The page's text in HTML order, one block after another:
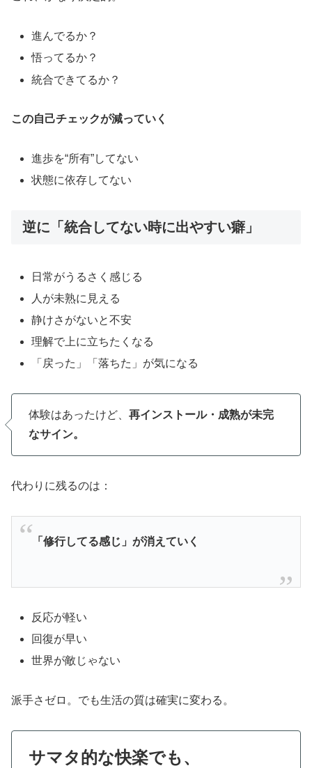
進んでるか？
悟ってるか？
統合できてるか？
この自己チェックが減っていく
進歩を“所有”してない
状態に依存してない
逆に「統合してない時に出やすい癖」
日常がうるさく感じる
人が未熟に見える
静けさがないと不安
理解で上に立ちたくなる
「戻った」「落ちた」が気になる
体験はあったけど、 再インストール・成熟が未完
なサイン。
代わりに残るのは：
「修行してる感じ」が消えていく
反応が軽い
回復が早い
世界が敵じゃない
派手さゼロ。でも生活の質は確実に変わる。
サマタ的な快楽でも、